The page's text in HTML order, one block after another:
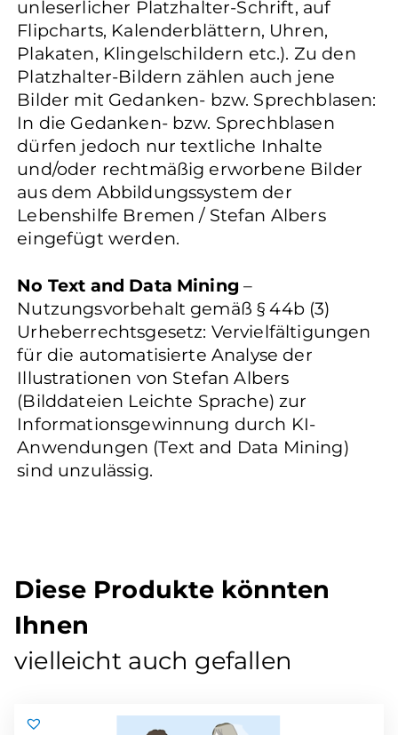
unleserlicher Platzhalter-Schrift, auf
Flipcharts, Kalenderblättern, Uhren,
Plakaten, Klingelschildern etc.). Zu den
Platzhalter-Bildern zählen auch jene
Bilder mit Gedanken- bzw. Sprechblasen:
In die Gedanken- bzw. Sprechblasen
dürfen jedoch nur textliche Inhalte
und/oder rechtmäßig erworbene Bilder
aus dem Abbildungssystem der
Lebenshilfe Bremen / Stefan Albers
eingefügt werden.
No Text and Data Mining –
Nutzungsvorbehalt gemäß § 44b (3)
Urheberrechtsgesetz: Vervielfältigungen
für die automatisierte Analyse der
Illustrationen von Stefan Albers
(Bilddateien Leichte Sprache) zur
Informationsgewinnung durch KI-
Anwendungen (Text and Data Mining)
sind unzulässig.
Diese Produkte könnten
Ihnen
vielleicht auch gefallen